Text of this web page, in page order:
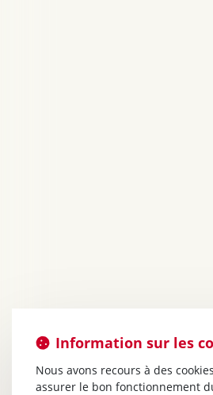
Information sur les
Nous avons recours à des
assurer le bon fonctionnement